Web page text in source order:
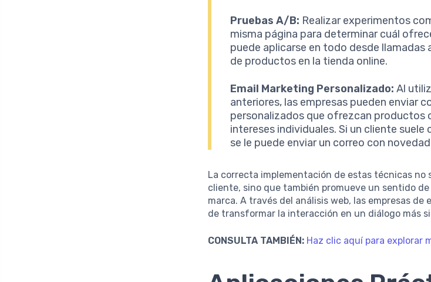
Pruebas A/B: Realizar experimentos
misma página para determinar cuál
puede aplicarse en todo desde llamadas
de productos en la tienda online.
Email Marketing Personalizado: Al
anteriores, las empresas pueden enviar
personalizados que ofrezcan productos
intereses individuales. Si un cliente
se le puede enviar un correo con
La correcta implementación de estas técnicas no
cliente, sino que también promueve un sentido
marca. A través del análisis web, las empresas
de transformar la interacción en un diálogo más
CONSULTA TAMBIÉN: Haz clic aquí para explorar